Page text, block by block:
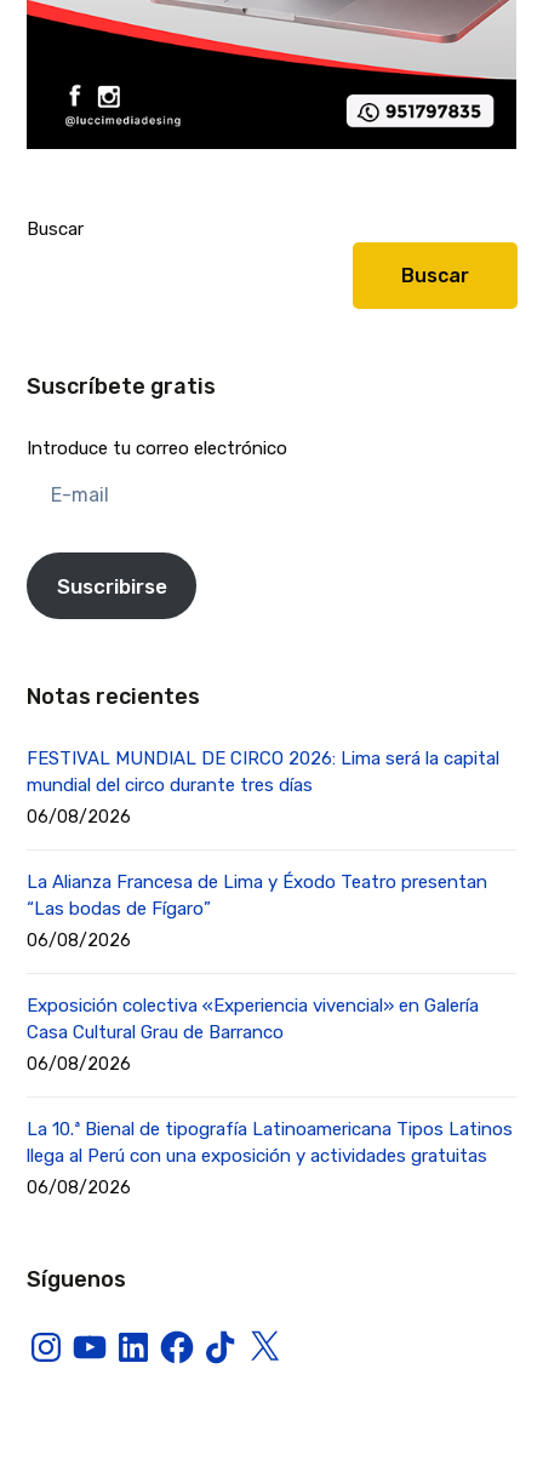
Buscar
Buscar
Suscríbete gratis
Introduce tu correo electrónico
mail
Suscribirse
Notas recientes
FESTIVAL MUNDIAL DE CIRCO 2026: Lima será la capital
mundial del circo durante tres días
06/08/2026
La Alianza Francesa de Lima y Éxodo Teatro presentan
“Las bodas de Fígaro”
06/08/2026
Exposición colectiva «Experiencia vivencial» en Galería
Casa Cultural Grau de Barranco
06/08/2026
La 10.ª Bienal de tipografía Latinoamericana Tipos Latinos
llega al Perú con una exposición y actividades gratuitas
06/08/2026
Síguenos
InstagramYouTubeLinkedInFacebook
TikTokX